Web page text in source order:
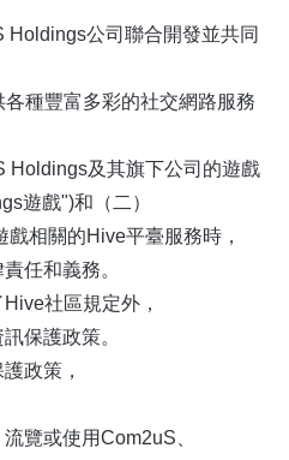
Holdings公司聯合開發並共同
種豐富多彩的社交網路服務
Holdings及其旗下公司的遊戲
遊戲")和（二）
相關的Hive平臺服務時，
任和義務。
社區規定外，
保護政策。
政策，
覽或使用Com2uS、